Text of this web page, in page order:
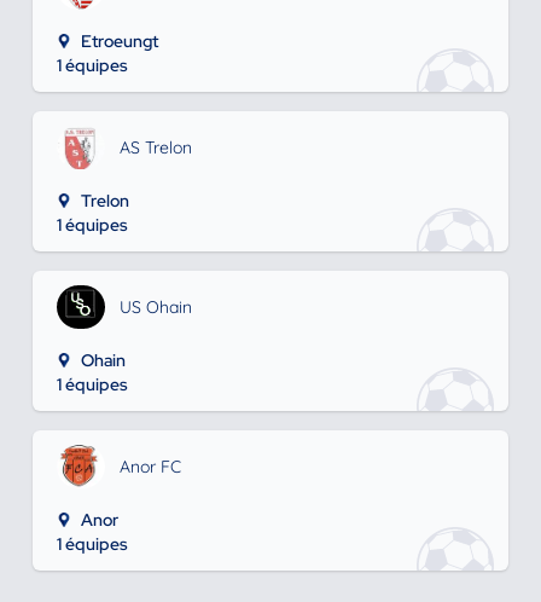
Etroeungt
1 équipes
AS Trelon
Trelon
1 équipes
US Ohain
Ohain
1 équipes
Anor FC
Anor
1 équipes